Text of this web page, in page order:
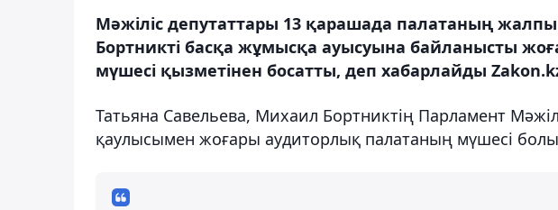
Мәжіліс депутаттары 13 қарашада палатаның
Бортникті басқа жұмысқа ауысуына байланысты
мүшесі қызметінен босатты, деп хабарлайды
Татьяна Савельева, Михаил Бортниктің Парламент
қаулысымен жоғары аудиторлық палатаның мүшесі